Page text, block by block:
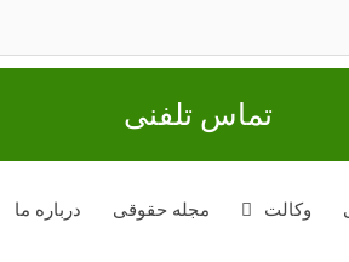
تماس تلفنی
وکالت مجله حقوقی درباره ما